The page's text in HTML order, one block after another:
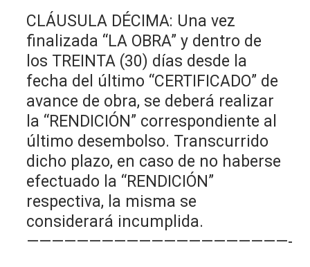
CLÁUSULA DÉCIMA: Una vez
finalizada “LA OBRA” y dentro de
los TREINTA (30) días desde la
fecha del último “CERTIFICADO” de
avance de obra, se deberá realizar
la “RENDICIÓN” correspondiente al
último desembolso. Transcurrido
dicho plazo, en caso de no haberse
efectuado la “RENDICIÓN”
respectiva, la misma se
considerará incumplida.
—————————————————————-